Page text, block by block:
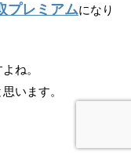
プレミアムになり
ね。
います。